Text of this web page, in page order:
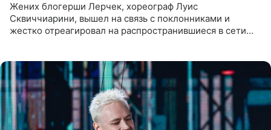
Жених блогерши Лерчек, хореограф Луис
Сквиччиарини, вышел на связь с поклонниками и
жестко отреагировал на распространившиеся в сети